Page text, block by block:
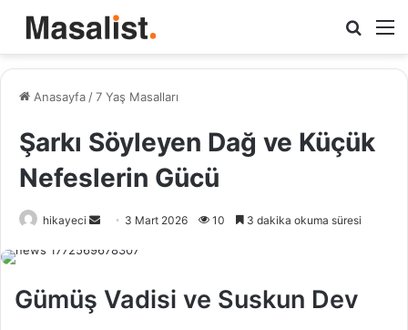
Arama
yap
Anasayfa /7 Yaş Masalları
Şarkı Söyleyen Dağ ve Küçük
Nefeslerin Gücü
hikayeci 3 Mart 2026 10 3 dakika okuma süresi
Gümüş Vadisi ve Suskun Dev